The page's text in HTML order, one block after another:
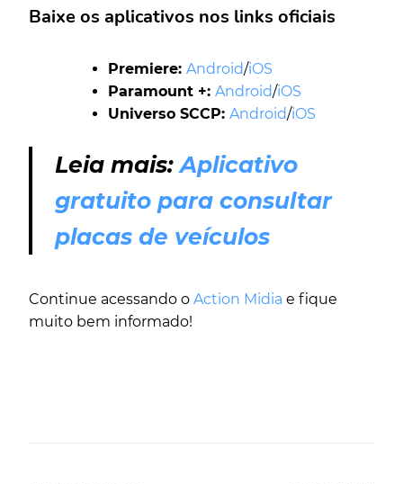
Baixe os aplicativos nos links oficiais
Premiere: Android/iOS
Paramount +: Android/iOS
Universo SCCP: Android/iOS
Leia mais:Aplicativo
gratuito para consultar
placas de veículos
Continue acessando o Action Midia e fique
muito bem informado!